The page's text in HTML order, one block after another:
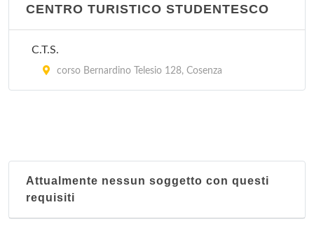
CENTRO TURISTICO STUDENTESCO
C.T.S.
corso Bernardino Telesio 128, Cosenza
Attualmente nessun soggetto con questi
requisiti